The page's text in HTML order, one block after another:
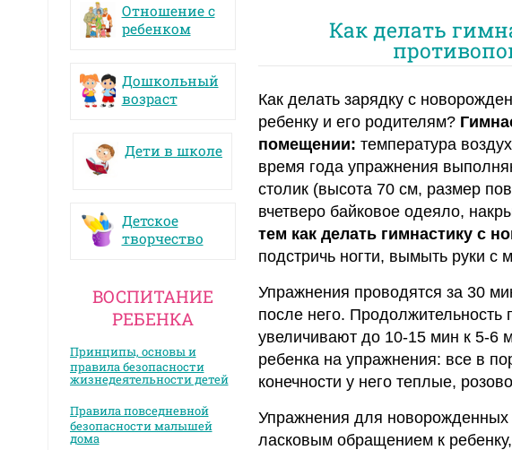
Отношение с
ребенком
Дошкольный
возраст
Дети в школе
Детское
творчество
ВОСПИТАНИЕ
РЕБЕНКА
Принципы, основы и
правила безопасности
жизнедеятельности детей
Правила повседневной
безопасности малышей
дома
Как делать
Как делать зарядку с
ребенку и его родителям?
помещении: температура
время года упражнения
столик (высота 70 см, размер
вчетверо байковое одеяло,
тем как делать гимнастику с
подстричь ногти, вымыть руки с
Упражнения проводятся за 30
после него.
увеличивают до 10-15 мин к 5-6
ребенка на упражнения: все в
конечности у него теплые,
Упражнения для
ласковым обращением к